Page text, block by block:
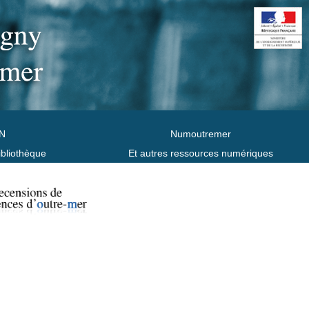
Numoutremer
Et autres ressources numériques